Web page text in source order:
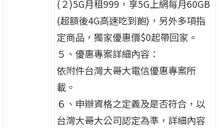
(２)5G月租999，享5G上網每月60GB
(超額後4G高速吃到飽)，另外多項指
定商品，獨家優惠價$0起帶回家。
５、優惠專案詳細內容：
依附件台灣大哥大電信優惠專案所
載。
６、申辦資格之定義及是否符合，以
台灣大哥大公司認定為準，詳細內容